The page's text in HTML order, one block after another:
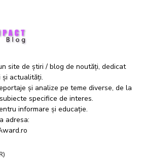
site de știri / blog de noutăți, dedicat
și actualități.
și analize pe teme diverse, de la
specifice de interes.
informare și educație.
adresa: